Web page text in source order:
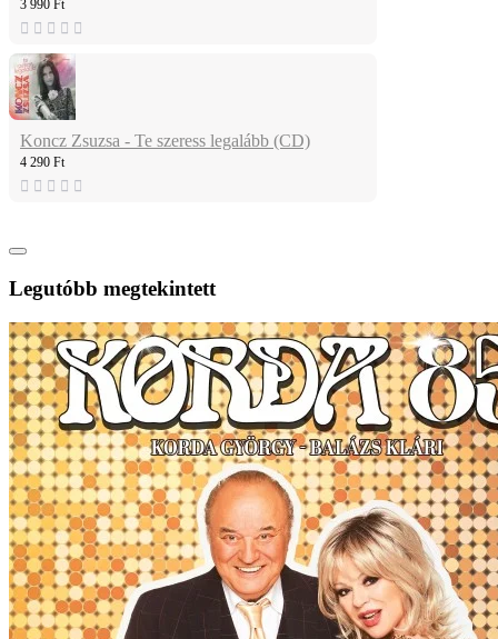
3 990 Ft
Koncz Zsuzsa - Te szeress legalább (CD)
4 290 Ft
Legutóbb megtekintett